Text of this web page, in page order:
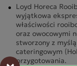
Loyd Horeca
wyjątkowa
właściwości
oraz owocowymi
stworzony z
cateringowym
przygotowania.